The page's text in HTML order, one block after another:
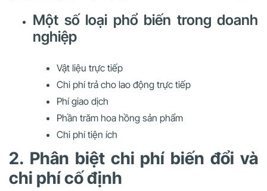
Một số loại phổ biến trong doanh
nghiệp
Vật liệu trực tiếp
Chi phí trả cho lao động trực tiếp
Phí giao dịch
Phần trăm hoa hồng sản phẩm
Chi phí tiện ích
2. Phân biệt chi phí biến đổi và
chi phí cố định